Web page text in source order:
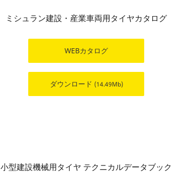
ミシュラン建設・産業車両用タイヤカタログ
WEBカタログ
ダウンロード (14.49Mb)
小型建設機械用タイヤ テクニカルデータブック